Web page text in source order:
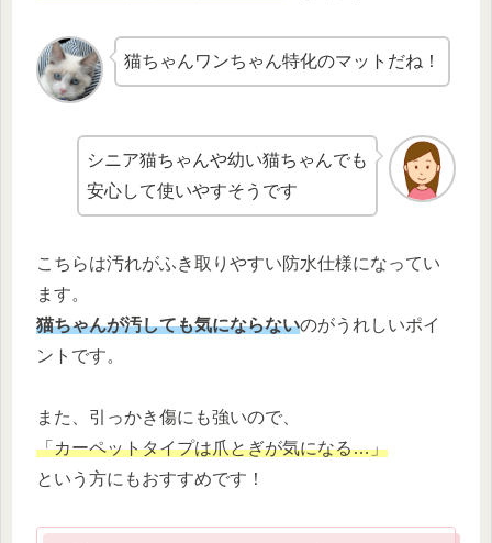
猫ちゃんワンちゃん特化のマットだね！
シニア猫ちゃんや幼い猫ちゃんでも
安心して使いやすそうです
こちらは汚れがふき取りやすい防水仕様になってい
ます。
猫ちゃんが汚しても気にならないのがうれしいポイ
ントです。
また、引っかき傷にも強いので、
「カーペットタイプは爪とぎが気になる…」
という方にもおすすめです！